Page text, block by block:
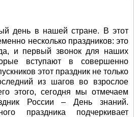
день в нашей стране. В этот
несколько праздников: это
и первый звонок для наших
вступают в совершенно
этот праздник не только
из шагов во взрослое
этого, сегодня мы отмечаем
России – День знаний.
праздника подчеркивает